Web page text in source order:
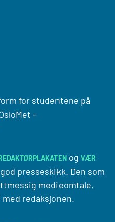
for studentene på
–
og VÆR
presseskikk. Den som
medieomtale,
redaksjonen.